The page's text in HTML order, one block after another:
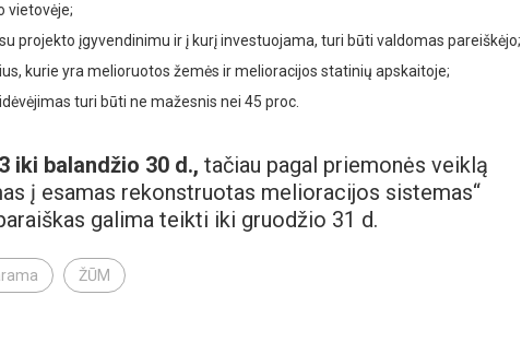
vietovėje;
projekto įgyvendinimu ir į kurį investuojama, turi būti valdomas pareiškėjo;
kurie yra melioruotos žemės ir melioracijos statinių apskaitoje;
turi būti ne mažesnis nei 45 proc.
iki balandžio 30 d., tačiau pagal priemonės veiklą
į esamas rekonstruotas melioracijos sistemas“
galima teikti iki gruodžio 31 d.
ŽŪM